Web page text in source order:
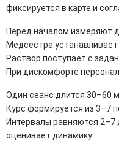
фиксируется в карте и
Перед началом измеряют
Медсестра устанавливает
Раствор поступает с
При дискомфорте
Один сеанс длится 30–60
Курс формируется из 3–7
Интервалы равняются 2–7
оценивает динамику.